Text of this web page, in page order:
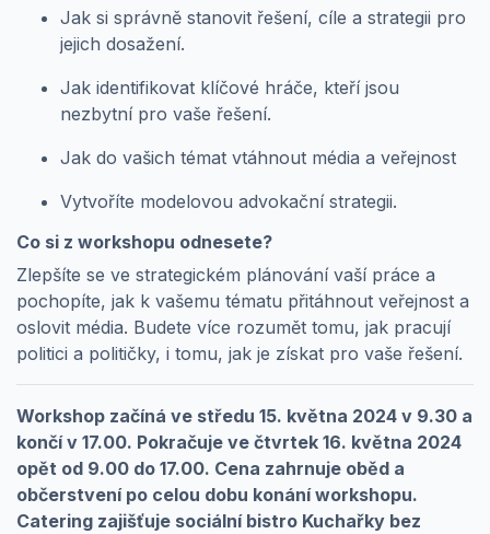
Jak si správně stanovit řešení, cíle a strategii pro
jejich dosažení.
Jak identifikovat klíčové hráče, kteří jsou
nezbytní pro vaše řešení.
Jak do vašich témat vtáhnout média a veřejnost
Vytvoříte modelovou advokační strategii.
Co si z workshopu odnesete?
Zlepšíte se ve strategickém plánování vaší práce a
pochopíte, jak k vašemu tématu přitáhnout veřejnost a
oslovit média. Budete více rozumět tomu, jak pracují
politici a političky, i tomu, jak je získat pro vaše řešení.
Workshop začíná ve středu 15. května 2024 v 9.30 a
končí v 17.00. Pokračuje ve čtvrtek 16. května 2024
opět od 9.00 do 17.00. Cena zahrnuje oběd a
občerstvení po celou dobu konání workshopu.
Catering zajišťuje sociální bistro Kuchařky bez